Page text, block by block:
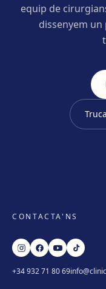
equip de
dissenyem un
CONTACTA'NS
+34 932 71 80 69